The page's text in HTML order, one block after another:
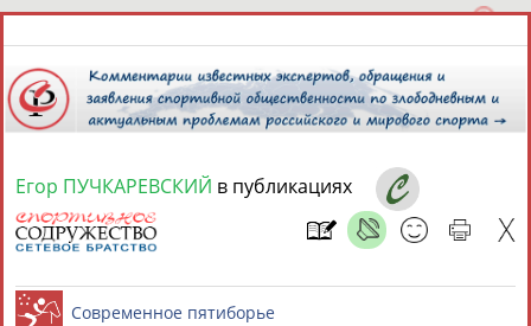
6 августа 2026 года,
СПОРТСМЕНЫ, ТРЕНЕРЫ И СПЕЦИАЛИСТЫ
Егор ПУЧКАРЕВСКИЙ в публикациях